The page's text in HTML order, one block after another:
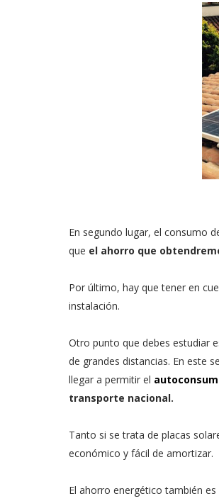
En segundo lugar, el consumo
que el ahorro que
Por último, hay que tener en
instalación.
Otro punto que debes estudiar
de grandes distancias. En este
llegar a permitir el
transporte nacional.
Tanto si se trata de placas
económico y fácil de amortizar.
El ahorro energético también